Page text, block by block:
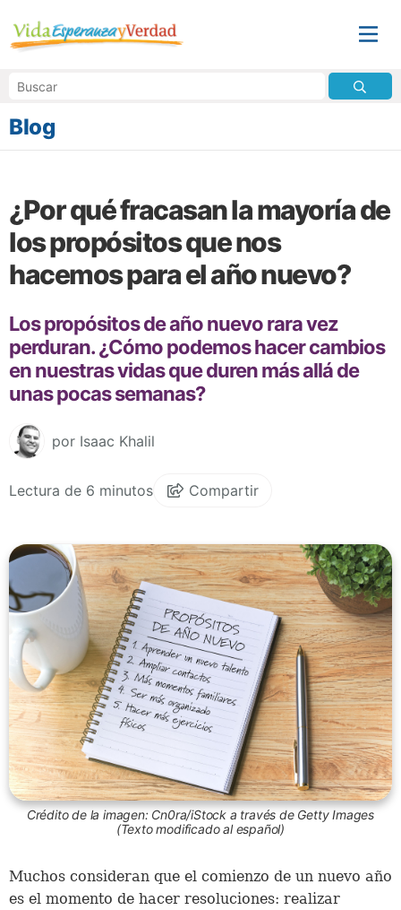
Blog
¿Por qué fracasan la mayoría de
los propósitos que nos
hacemos para el año nuevo?
Los propósitos de año nuevo rara vez
perduran. ¿Cómo podemos hacer cambios
en nuestras vidas que duren más allá de
unas pocas semanas?
por Isaac Khalil
Lectura de 6 minutos Compartir
Crédito de la imagen: Cn0ra/iStock a través de Getty Images
(Texto modificado al español)
Muchos consideran que el comienzo de un nuevo año
es el momento de hacer resoluciones: realizar